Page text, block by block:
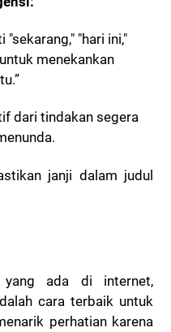
"hari ini,"
menekankan
dari tindakan segera
janji dalam judul
ada di internet,
cara terbaik untuk
perhatian karena